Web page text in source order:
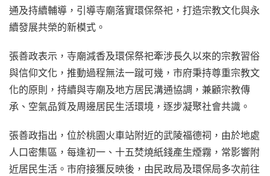
通及持續輔導，引導寺廟落實環保祭祀，打造宗教文化與永
續發展共榮的新模式。
張善政表示，寺廟減香及環保祭祀牽涉長久以來的宗教習俗
與信仰文化，推動過程無法一蹴可幾，市府秉持尊重宗教文
化的原則，持續與寺廟及地方居民溝通協調，兼顧宗教傳
承、空氣品質及周邊居民生活環境，逐步凝聚社會共識。
張善政指出，位於桃園火車站附近的武陵福德祠，由於地處
人口密集區，每逢初一、十五焚燒紙錢產生煙霧，常影響附
近居民生活。市府接獲反映後，由民政局及環保局多次前往